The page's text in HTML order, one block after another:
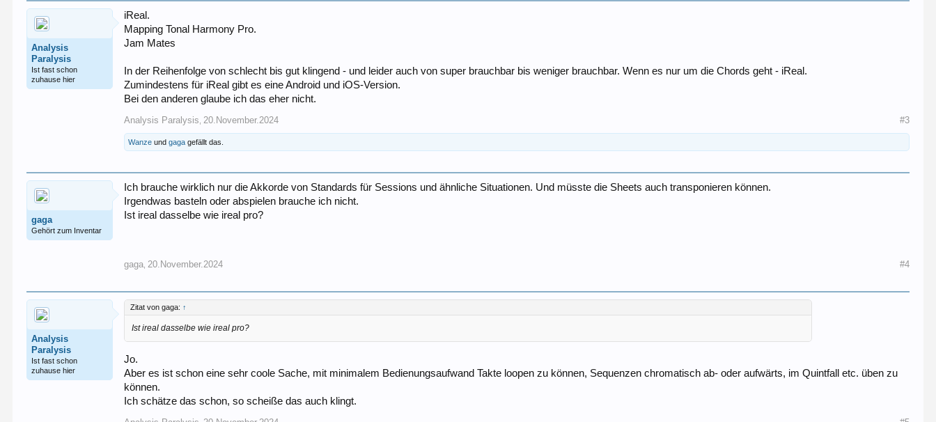
Analysis
Paralysis
Ist fast schon
zuhause hier
iReal.
Mapping Tonal Harmony Pro.
Jam Mates
In der Reihenfolge von schlecht bis gut klingend - und leider auch von super brauchbar bis weniger brauchbar. Wenn es nur um die Chords geht - iReal.
Zumindestens für iReal gibt es eine Android und iOS-Version.
Bei den anderen glaube ich das eher nicht.
Analysis Paralysis 20.November.2024 #3
Wanze undgaga gefällt das.
gaga
Gehört zum Inventar
Ich brauche wirklich nur die Akkorde von Standards für Sessions und ähnliche Situationen. Und müsste die Sheets auch transponieren können.
Irgendwas basteln oder abspielen brauche ich nicht.
Ist ireal dasselbe wie ireal pro?
gaga 20.November.2024 #4
Analysis
Paralysis
Ist fast schon
zuhause hier
Zitat von gaga: ↑
Ist ireal dasselbe wie ireal pro?
Jo.
Aber es ist schon eine sehr coole Sache, mit minimalem Bedienungsaufwand Takte loopen zu können, Sequenzen chromatisch ab- oder aufwärts, im Quintfall etc. üben zu
können.
Ich schätze das schon, so scheiße das auch klingt.